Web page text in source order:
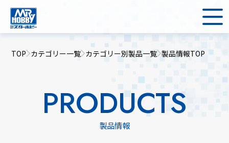
TOP カテゴリー一覧 カテゴリー別製品一覧 製品情報TOP
PRODUCTS
製品情報